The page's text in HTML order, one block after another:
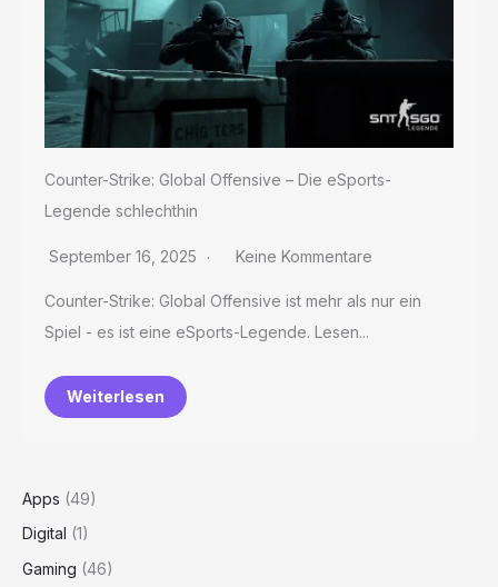
Counter-Strike: Global Offensive – Die eSports-
Legende schlechthin
September 16, 2025 Keine Kommentare
Counter-Strike: Global Offensive ist mehr als nur ein
Spiel - es ist eine eSports-Legende. Lesen...
Weiterlesen
Apps (49)
Digital (1)
Gaming (46)